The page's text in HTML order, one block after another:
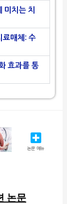
미치는 치
료매체: 수
효과를 통
논문 메뉴
논문